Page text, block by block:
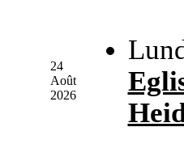
24
Août
2026